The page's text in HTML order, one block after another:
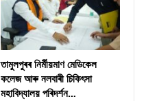
তামুলপুৰৰ নিৰ্মীয়মাণ মেডিকেল
কলেজ আৰু নলবাৰী চিকিৎসা
মহাবিদ্যালয় পৰিদৰ্শন…